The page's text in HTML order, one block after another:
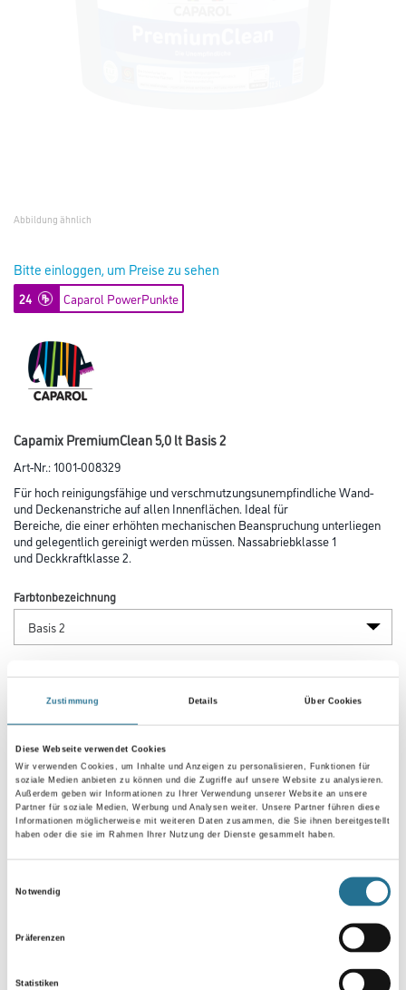
Zustimmung Details Über Cookies
Diese Webseite verwendet Cookies
Wir verwenden Cookies, um Inhalte und Anzeigen zu personalisieren, Funktionen für
soziale Medien anbieten zu können und die Zugriffe auf unsere Website zu analysieren.
Außerdem geben wir Informationen zu Ihrer Verwendung unserer Website an unsere
Partner für soziale Medien, Werbung und Analysen weiter. Unsere Partner führen diese
Informationen möglicherweise mit weiteren Daten zusammen, die Sie ihnen bereitgestellt
haben oder die sie im Rahmen Ihrer Nutzung der Dienste gesammelt haben.
Notwendig
Präferenzen
Statistiken
Abbildung ähnlich
Bitte einloggen, um Preise zu sehen
24 Caparol PowerPunkte
Capamix PremiumClean 5,0 lt Basis 2
Art-Nr.:1001-008329
Für hoch reinigungsfähige und verschmutzungsunempfindliche Wand-
und Decken­anstriche auf allen Innenflächen. Ideal für
Bereiche, die einer erhöhten mechanischen Beanspruchung unterliegen
und gelegentlich gereinigt werden müssen. Nassabriebklasse 1
und Deckkraftklasse 2.
Farbtonbezeichnung
Umrechnungsfaktoren